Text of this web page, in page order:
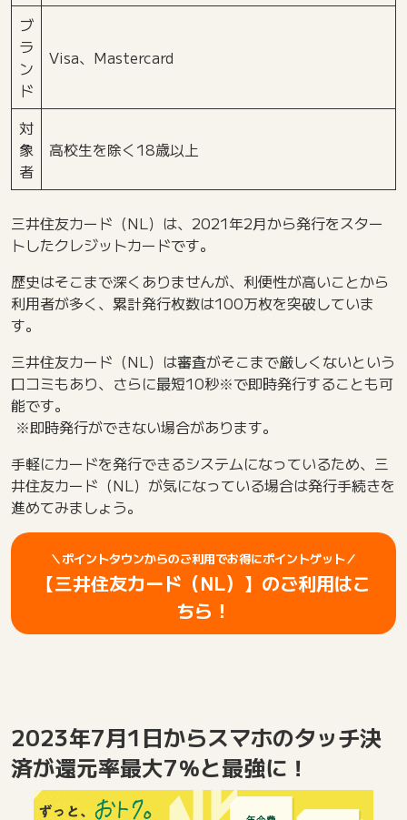
ブ
ラ
ン
ド
Visa、Mastercard
対
象
者
高校生を除く18歳以上
三井住友カード（NL）は、2021年2月から発行をスター
トしたクレジットカードです。
歴史はそこまで深くありませんが、利便性が高いことから
利用者が多く、累計発行枚数は100万枚を突破していま
す。
三井住友カード（NL）は審査がそこまで厳しくないという
口コミもあり、さらに最短10秒※で即時発行することも可
能です。
※即時発行ができない場合があります。
手軽にカードを発行できるシステムになっているため、三
井住友カード（NL）が気になっている場合は発行手続きを
進めてみましょう。
＼ポイントタウンからのご利用でお得にポイントゲット／
【三井住友カード（NL）】のご利用はこ
ちら！
2023年7月1日からスマホのタッチ決
済が還元率最大7％と最強に！